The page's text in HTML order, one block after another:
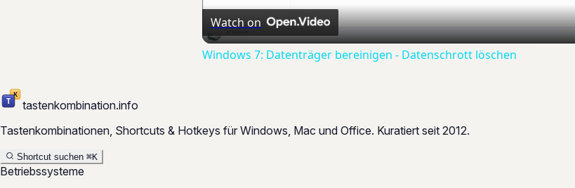
Watch on
Windows 7: Datenträger bereinigen - Datenschrott löschen
tastenkombination.info
Tastenkombinationen, Shortcuts & Hotkeys für Windows, Mac und Office. Kuratiert seit 2012.
Shortcut suchen ⌘K
Betriebssysteme